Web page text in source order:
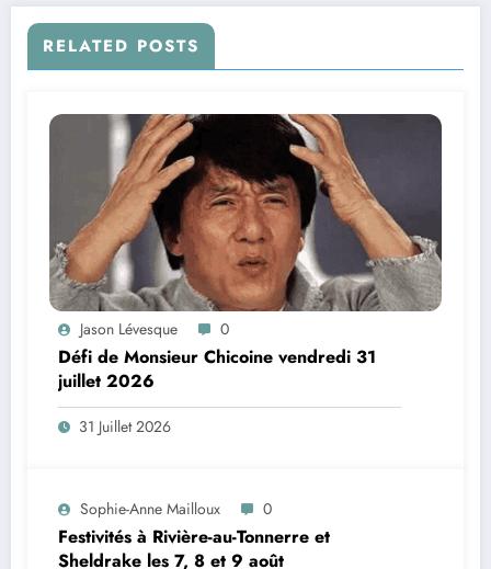
RELATED POSTS
Jason Lévesque 0
Défi de Monsieur Chicoine vendredi 31
juillet 2026
31 Juillet 2026
Sophie-Anne Mailloux 0
Festivités à Rivière-au-Tonnerre et
Sheldrake les 7, 8 et 9 août